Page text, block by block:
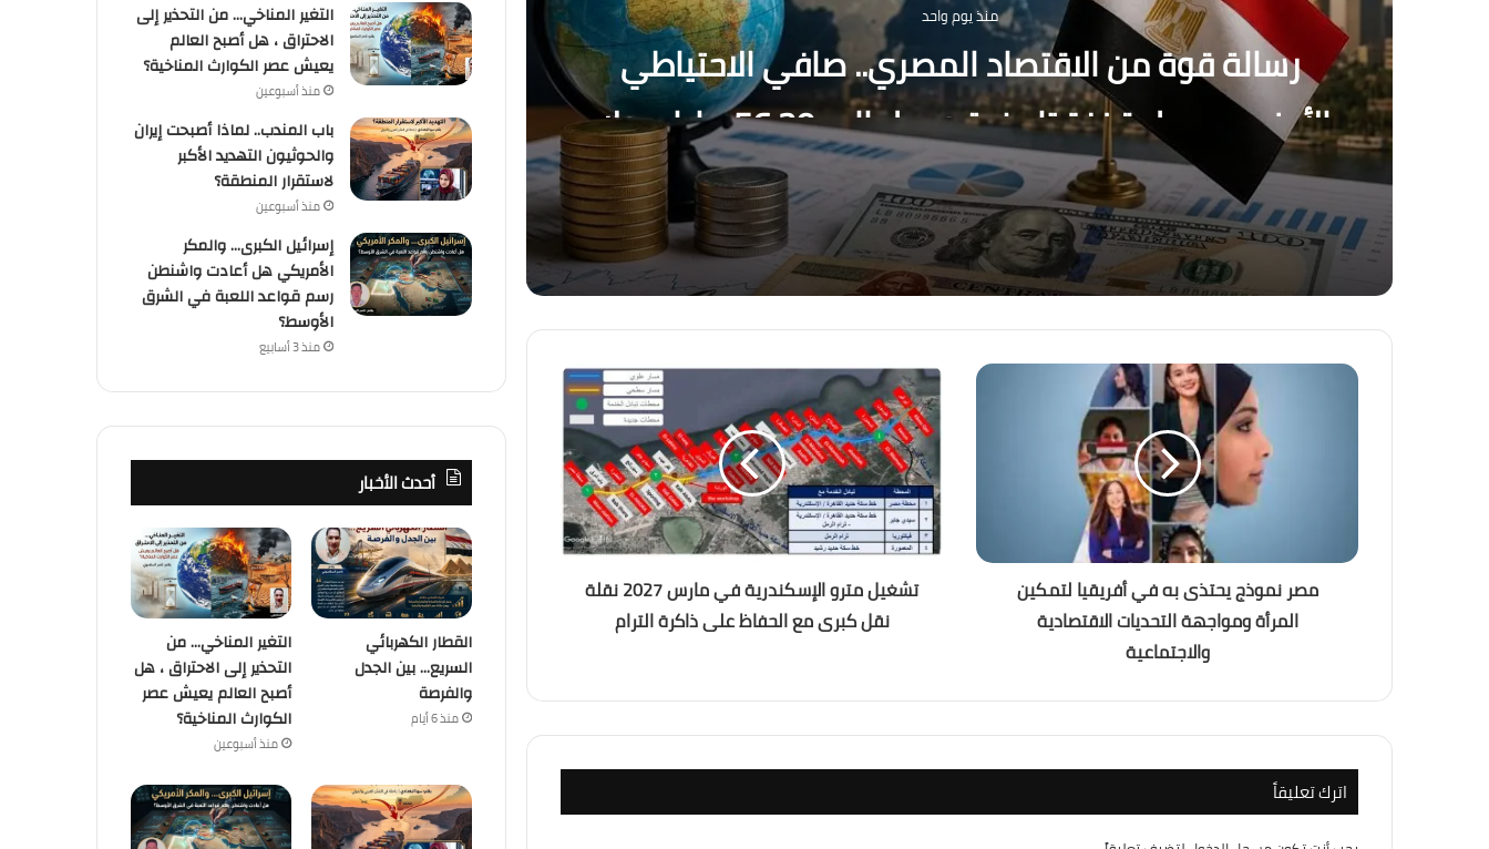
منذ يوم واحد
رسالة قوة من الاقتصاد المصري.. صافي الاحتياطي
الأجنبي يسجل قفزة تاريخية ويصل إلى 56.29 مليار دولار
بنهاية يوليو
منذ يوم واحد
رسالة قوة من الاقتصاد المصري.. صافي الاحتياطي الأجنبي يسجل قفزة تاريخية ويصل إلى 56.29 مليار دولار بنهاية يوليو
القطار الكهربائي السريع… بين الجدل والفرصة
منذ أسبوعين
التغير المناخي… من التحذير إلى الاحتراق ، هل أصبح العالم يعيش عصر الكوارث المناخية؟
منذ أسبوعين
باب المندب.. لماذا أصبحت إيران والحوثيون التهديد الأكبر لاستقرار المنطقة؟
إسرائيل الكبرى… والمكر الأمريكي هل أعادت واشنطن رسم قواعد اللعبة في الشرق الأوسط؟
مصر نموذج يحتذى به في أفريقيا لتمكين
المرأة ومواجهة التحديات الاقتصادية
والاجتماعية
تشغيل مترو الإسكندرية في مارس 2027 نقلة
نقل كبرى مع الحفاظ على ذاكرة الترام
اترك تعليقاً
التغير المناخي… من التحذير إلى
الاحتراق ، هل أصبح العالم
يعيش عصر الكوارث المناخية؟
منذ أسبوعين
باب المندب.. لماذا أصبحت إيران
والحوثيون التهديد الأكبر
لاستقرار المنطقة؟
منذ أسبوعين
إسرائيل الكبرى… والمكر
الأمريكي هل أعادت واشنطن
رسم قواعد اللعبة في الشرق
الأوسط؟
منذ 3 أسابيع
أحدث الأخبار
القطار الكهربائي
السريع… بين الجدل
والفرصة
منذ 6 أيام
التغير المناخي… من
التحذير إلى الاحتراق ، هل
أصبح العالم يعيش عصر
الكوارث المناخية؟
منذ أسبوعين